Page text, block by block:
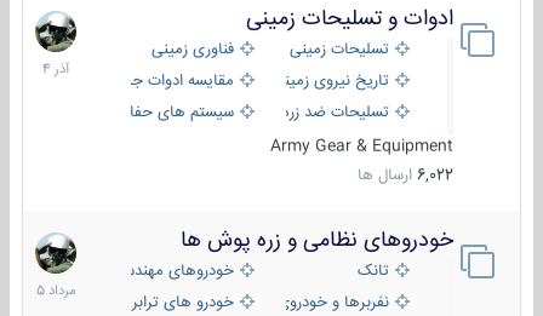
ادوات و تسلیحات زمینی
تسلیحات زمینی
فناوری زمینی
تاریخ نیروی زمینی
مقایسه ادوات جنگی
تسلیحات ضد زره
سیستم های حفاظت فعال
Army Gear & Equipment
6,022 ارسال ها
21
آذر
1404
خودروهای نظامی و زره پوش ها
تانک
خودروهای مهندسی
نفربرها و خودروی های رزمی پیاده نظام
خودرو های ترابری نظامی
2
مرداد
1405